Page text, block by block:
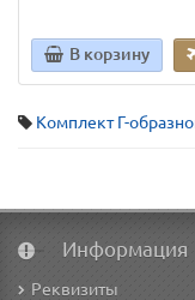
В корзину
Комплект Г-
Информация
Реквизиты